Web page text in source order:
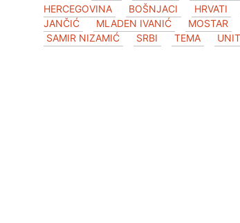
HERCEGOVINA
BOŠNJACI HRVATI
JANČIĆ
MLADEN IVANIĆ MOSTAR
SAMIR NIZAMIĆ
SRBI TEMA